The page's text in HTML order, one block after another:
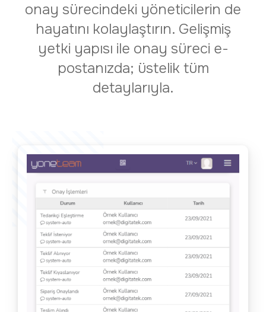
onay sürecindeki yöneticilerin de
hayatını kolaylaştırın. Gelişmiş
yetki yapısı ile onay süreci e-
postanızda; üstelik tüm
detaylarıyla.